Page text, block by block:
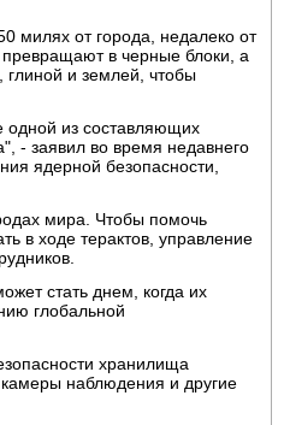
милях от города, недалеко от
в черные блоки, а
и землей, чтобы
одной из составляющих
- заявил во время недавнего
ядерной безопасности,
мира. Чтобы помочь
в ходе терактов, управление
стать днем, когда их
глобальной
хранилища
наблюдения и другие